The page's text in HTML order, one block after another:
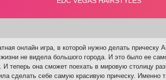
онлайн игра, в которой нужно делать
не видела большого города. И это было ее
И теперь она сможет поехать в мировую столицу
сделать себе самую красивую прическу. Именно